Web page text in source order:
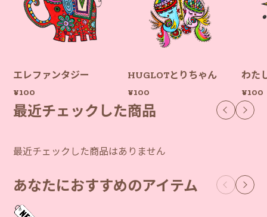
エレファンタジー
¥100
HUGLOTとりちゃん
¥100
わた
¥100
最近チェックした商品
最近チェックした商品はありません
あなたにおすすめのアイテム